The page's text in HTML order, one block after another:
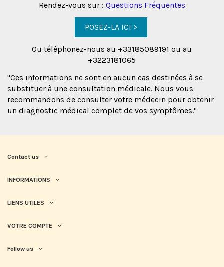
Rendez-vous sur : Questions Fréquentes
POSEZ-LA ICI >
Ou téléphonez-nous au +33185089191 ou au
+3223181065
"Ces informations ne sont en aucun cas destinées à se
substituer à une consultation médicale. Nous vous
recommandons de consulter votre médecin pour obtenir
un diagnostic médical complet de vos symptômes."
Contact us
INFORMATIONS
LIENS UTILES
VOTRE COMPTE
Follow us